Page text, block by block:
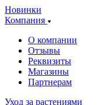
Новинки
Компания
О компании
Отзывы
Реквизиты
Магазины
Партнерам
Уход за растениями